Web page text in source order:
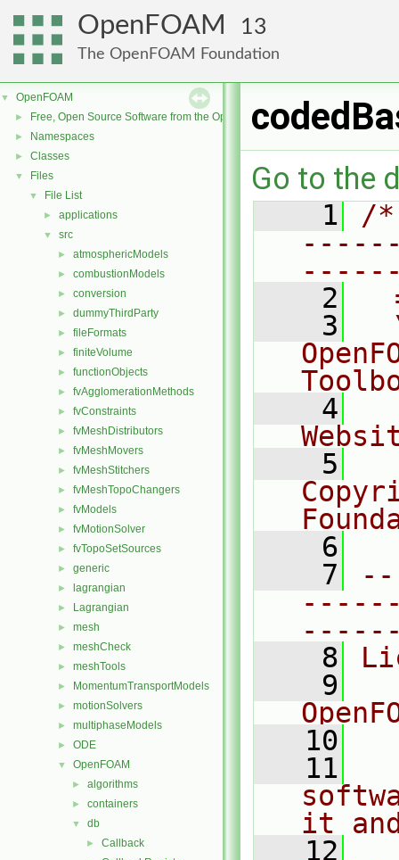
OpenFOAM 13
The OpenFOAM Foundation
▼ OpenFOAM
► Free, Open Source Software from the OpenFOAM Foundation
► Namespaces
► Classes
▼ Files
▼ File List
► applications
▼ src
► atmosphericModels
► combustionModels
► conversion
► dummyThirdParty
► fileFormats
► finiteVolume
► functionObjects
► fvAgglomerationMethods
► fvConstraints
► fvMeshDistributors
► fvMeshMovers
► fvMeshStitchers
► fvMeshTopoChangers
► fvModels
► fvMotionSolver
► fvTopoSetSources
► generic
► lagrangian
► Lagrangian
► mesh
► meshCheck
► meshTools
► MomentumTransportModels
► motionSolvers
► multiphaseModels
► ODE
▼ OpenFOAM
► algorithms
► containers
▼ db
► Callback
Go to the
    1
/
    2
    3
    4
    5
    6
    7
    8
    9
   10
   11
it
   12